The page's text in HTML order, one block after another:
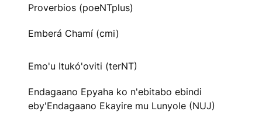
Proverbios (poeNTplus)
Emberá Chamí (cmi)
Emo'u Itukó'oviti (terNT)
Endagaano Epyaha ko n'ebitabo ebindi
eby'Endagaano Ekayire mu Lunyole (NUJ)